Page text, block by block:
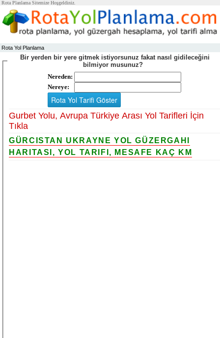
Rota Planlama Sitemize Hoşgeldiniz.
Rota Yol Planlama
Bir yerden bir yere gitmek istiyorsunuz fakat nasıl gidileceğini
bilmiyor musunuz?
Nereden:
Nereye:
Gurbet Yolu, Avrupa Türkiye Arası Yol Tarifleri İçin
Tıkla
GÜRCISTAN UKRAYNE YOL GÜZERGAHI
HARITASI, YOL TARIFI, MESAFE KAÇ KM